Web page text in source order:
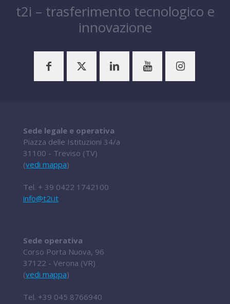
t2i – trasferimento tecnologico e
innovazione
Sede legale e operativa
Piazza delle Istituzioni 34/a
31100 - Treviso (TV)
(vedi mappa)
Tel. + 39 0422 1742100
info@t2i.it
Sede operativa
Corso Porta Nuova, 96
37122 - Verona (VR)
(vedi mappa)
Tel. +39 045 8766940